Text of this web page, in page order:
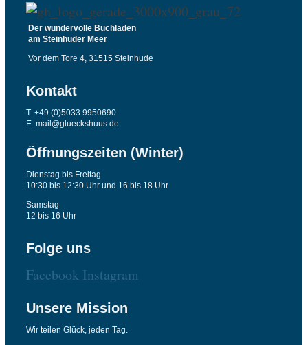
Der wundervolle Buchladen
am Steinhuder Meer
Vor dem Tore 4, 31515 Steinhude
Kontakt
T. +49 (0)5033 9950690
E. mail@glueckshuus.de
Öffnungszeiten (Winter)
Dienstag bis Freitag
10:30 bis 12:30 Uhr und 16 bis 18 Uhr
Samstag
12 bis 16 Uhr
Folge uns
Facebook Instagram
Unsere Mission
Wir teilen Glück, jeden Tag.